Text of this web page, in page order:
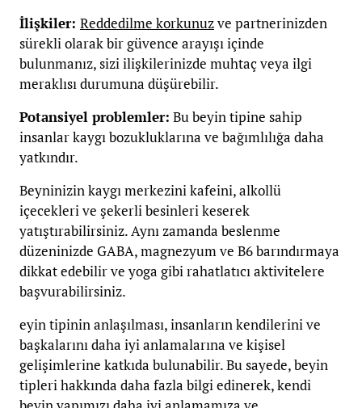
İlişkiler: Reddedilme korkunuzve partnerinizden
sürekli olarak bir güvence arayışı içinde
bulunmanız, siziilişkilerinizde muhtaç veya ilgi
meraklısı durumuna düşürebilir.
Potansiyel problemler: Bu beyin tipine sahip
insanlar kaygı bozukluklarına ve bağımlılığa daha
yatkındır.
Beyninizin kaygı merkezini kafeini, alkollü
içecekleri ve şekerli besinleri keserek
yatıştırabilirsiniz. Aynı zamanda beslenme
düzeninizde GABA, magnezyum ve B6 barındırmaya
dikkat edebilir ve yoga gibi rahatlatıcı aktivitelere
başvurabilirsiniz.
eyin tipinin anlaşılması, insanların kendilerini ve
başkalarını daha iyi anlamalarına ve kişisel
gelişimlerine katkıda bulunabilir. Bu sayede, beyin
tipleri hakkında daha fazla bilgi edinerek, kendi